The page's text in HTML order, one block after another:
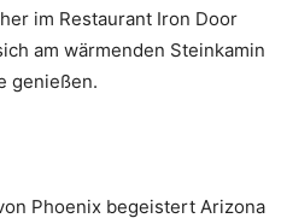
im Restaurant Iron Door
am wärmenden Steinkamin
genießen.
Phoenix begeistert Arizona